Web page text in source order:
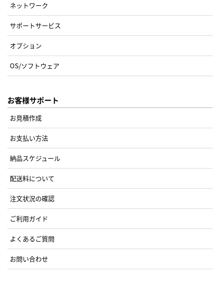
ネットワーク
サポートサービス
オプション
OS/ソフトウェア
お客様サポート
お見積作成
お支払い方法
納品スケジュール
配送料について
注文状況の確認
ご利用ガイド
よくあるご質問
お問い合わせ